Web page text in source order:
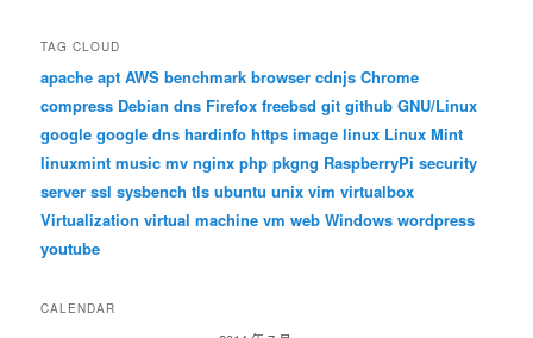
TAG CLOUD
apache apt AWS benchmark browser cdnjs Chrome
compress Debian dns Firefox freebsd git github GNU/Linux
google google dns hardinfo https image linux Linux Mint
linuxmint music mv nginx php pkgng RaspberryPi security
server ssl sysbench tls ubuntu unix vim virtualbox
Virtualization virtual machine vm web Windows wordpress
youtube
CALENDAR